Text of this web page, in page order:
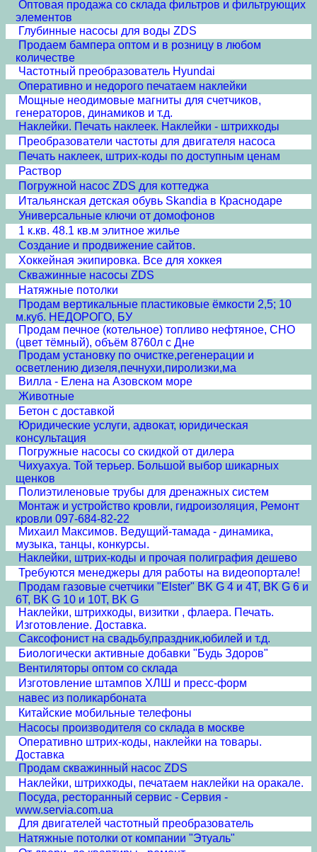
Оптовая продажа со склада фильтров и фильтрующих
элементов
Глубинные насосы для воды ZDS
Продаем бампера оптом и в розницу в любом
количестве
Частотный преобразователь Hyundai
Оперативно и недорого печатаем наклейки
Мощные неодимовые магниты для счетчиков,
генераторов, динамиков и т.д.
Наклейки. Печать наклеек. Наклейки - штрихкоды
Преобразователи частоты для двигателя насоса
Печать наклеек, штрих-коды по доступным ценам
Раствор
Погружной насос ZDS для коттеджа
Итальянская детская обувь Skandia в Краснодаре
Универсальные ключи от домофонов
1 к.кв. 48.1 кв.м элитное жилье
Создание и продвижение сайтов.
Хоккейная экипировка. Все для хоккея
Скважинные насосы ZDS
Натяжные потолки
Продам вертикальные пластиковые ёмкости 2,5; 10
м.куб. НЕДОРОГО, БУ
Продам печное (котельное) топливо нефтяное, СНО
(цвет тёмный), объём 8760л с Дне
Продам установку по очистке,регенерации и
осветлению дизеля,печнухи,пиролизки,ма
Вилла - Елена на Азовском море
Животные
Бетон с доставкой
Юридические услуги, адвокат, юридическая
консультация
Погружные насосы со скидкой от дилера
Чихуахуа. Той терьер. Большой выбор шикарных
щенков
Полиэтиленовые трубы для дренажных систем
Монтаж и устройство кровли, гидроизоляция, Ремонт
кровли 097-684-82-22
Михаил Максимов. Ведущий-тамада - динамика,
музыка, танцы, конкурсы.
Наклейки, штрих-коды и прочая полиграфия дешево
Требуются менеджеры для работы на видеопортале!
Продам газовые счетчики "Elster" BK G 4 и 4T, BK G 6 и
6T, BK G 10 и 10T, BK G
Наклейки, штрихкоды, визитки , флаера. Печать.
Изготовление. Доставка.
Cаксофонист на свадьбу,праздник,юбилей и т.д.
Биологически активные добавки "Будь Здоров"
Вентиляторы оптом со склада
Изготовление штампов ХЛШ и пресс-форм
навес из поликарбоната
Китайские мобильные телефоны
Насосы производителя со склада в москве
Оперативно штрих-коды, наклейки на товары.
Доставка
Продам скважинный насос ZDS
Наклейки, штрихкоды, печатаем наклейки на оракале.
Посуда, ресторанный сервис - Сервия -
www.servia.com.ua
Для двигателей частотный преобразователь
Натяжные потолки от компании "Этуаль"